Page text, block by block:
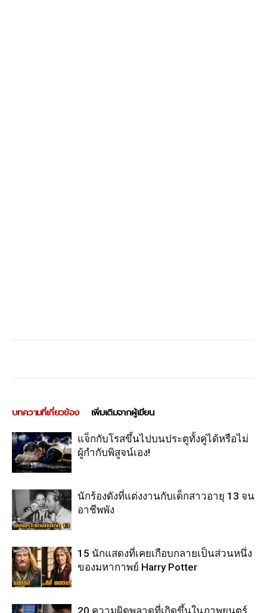
บทความที่เกี่ยวข้อง เพิ่มเติมจากผู้เขียน
แจ็กกับโรสขึ้นไปบนประตูทั้งคู่ได้หรือไม่
ผู้กำกับพิสูจน์เอง!
นักร้องดังที่แต่งงานกับเด็กสาวอายุ 13 จน
อาชีพพัง
15 นักแสดงที่เคยเกือบกลายเป็นส่วนหนึ่ง
ของมหากาพย์ Harry Potter
20 ความผิดพลาดที่เกิดขึ้นในภาพยนตร์